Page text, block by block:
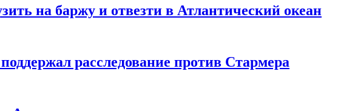
на баржу и отвезти в Атлантический океан
расследование против Стармера